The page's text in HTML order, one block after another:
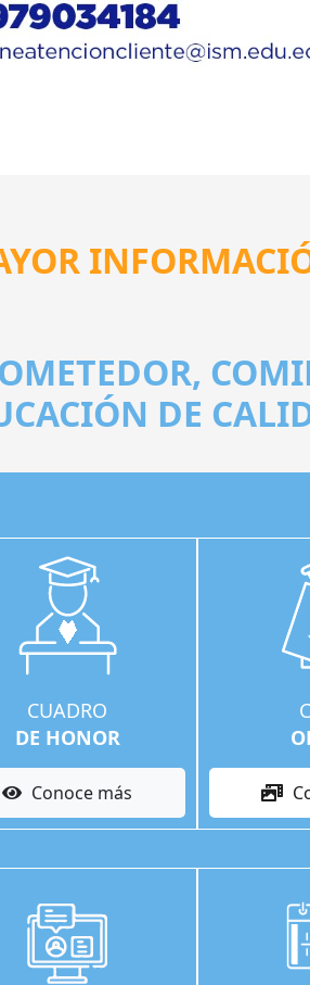
DE
CUADRO
DE HONOR
Conoce más